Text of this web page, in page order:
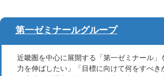
第一ゼミナールグループ
近畿圏を中心に展開する「第一ゼミナール
力を伸ばしたい」「目標に向けて何をすべ